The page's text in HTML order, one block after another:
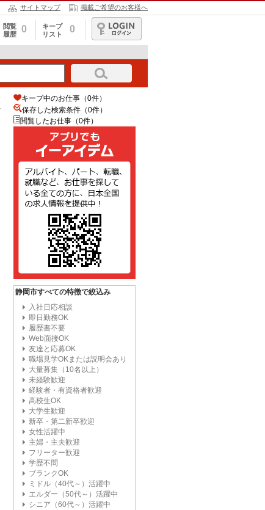
サイトマップ 掲載ご希望のお客様へ
閲覧
履歴
0
キープ
リスト
0
ログイン
キープ中のお仕事（0件）
保存した検索条件（0件）
閲覧したお仕事（0件）
静岡市すべての特徴で絞込み
入社日応相談
即日勤務OK
履歴書不要
Web面接OK
友達と応募OK
職場見学OKまたは説明会あり
大量募集（10名以上）
未経験歓迎
経験者・有資格者歓迎
高校生OK
大学生歓迎
新卒・第二新卒歓迎
女性活躍中
主婦・主夫歓迎
フリーター歓迎
学歴不問
ブランクOK
ミドル（40代～）活躍中
エルダー（50代～）活躍中
シニア（60代～）活躍中